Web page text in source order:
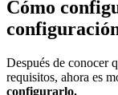
Cómo
Después de conocer
requisitos, ahora es
configurarlo.